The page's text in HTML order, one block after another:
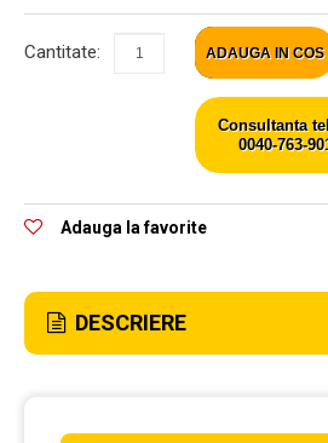
Cantitate: ADAUGA IN COS
Consultanta
0040-763-
Adauga la favorite
DESCRIERE